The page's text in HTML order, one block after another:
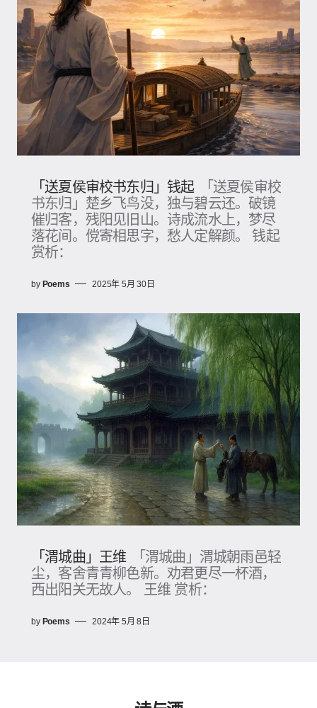
「送夏侯审校书东归」钱起
「送夏侯审校
书东归」楚乡飞鸟没，独与碧云还。破镜
催归客，残阳见旧山。诗成流水上，梦尽
落花间。傥寄相思字，愁人定解颜。 钱起
赏析：
by Poems 2025年 5月 30日
「渭城曲」王维
「渭城曲」渭城朝雨邑轻
尘，客舍青青柳色新。劝君更尽一杯酒，
西出阳关无故人。 王维 赏析：
by Poems 2024年 5月 8日